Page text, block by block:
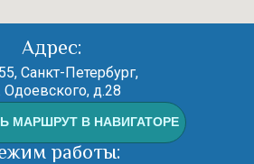
Санкт-Петербург,
Одоевского, д.28
Адрес:
работы:
МАРШРУТ В НАВИГАТОРЕ